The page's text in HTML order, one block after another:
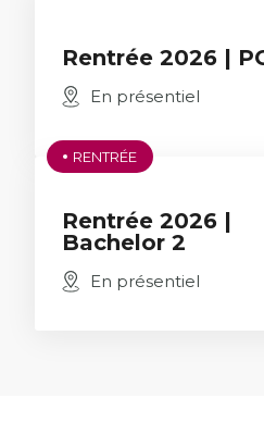
Rentrée 2026 |
En présentiel
RENTRÉE
Rentrée 2026 |
Bachelor 2
En présentiel